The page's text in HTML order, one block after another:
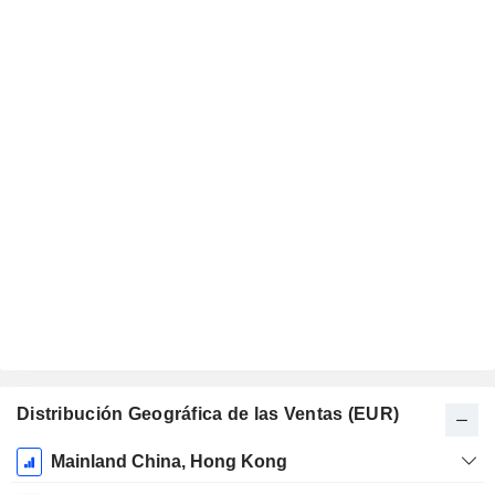
Distribución Geográfica de las Ventas (EUR)
Período
fiscal:
Mainland China, Hong Kong